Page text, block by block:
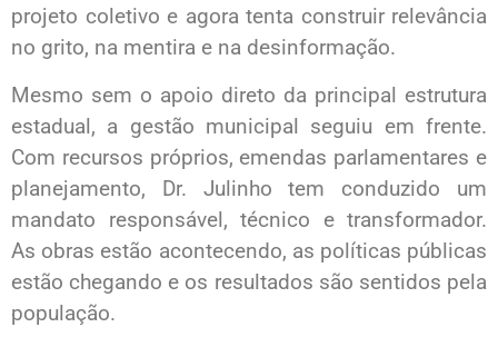
projeto coletivo e agora tenta construir relevância
no grito, na mentira e na desinformação.
Mesmo sem o apoio direto da principal estrutura
estadual, a gestão municipal seguiu em frente.
Com recursos próprios, emendas parlamentares e
planejamento, Dr. Julinho tem conduzido um
mandato responsável, técnico e transformador.
As obras estão acontecendo, as políticas públicas
estão chegando e os resultados são sentidos pela
população.